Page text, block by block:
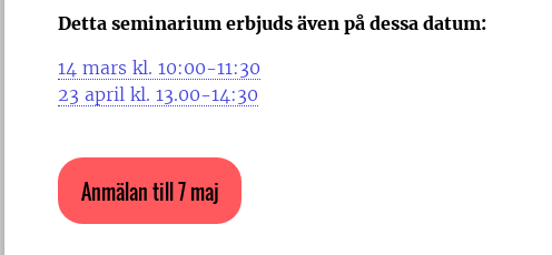
Detta seminarium erbjuds även på dessa datum:
14 mars kl. 10:00-11:30
23 april kl. 13.00-14:30
Anmälan till 7 maj